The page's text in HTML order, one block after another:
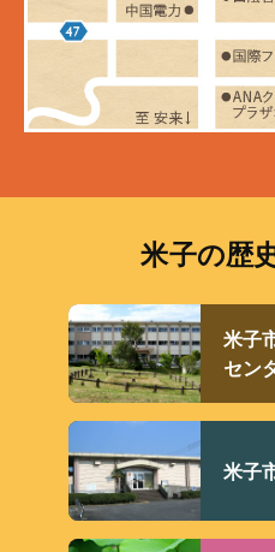
米子の歴
米子
セン
米子